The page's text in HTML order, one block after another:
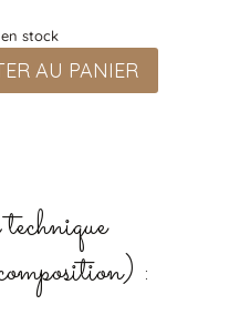
en stock
AU PANIER
: